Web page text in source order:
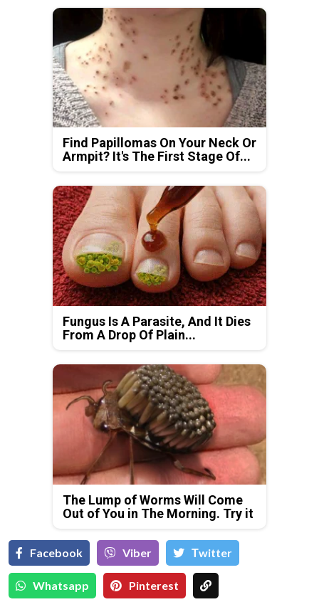
Find Papillomas On Your Neck Or
Armpit? It's The First Stage Of...
Fungus Is A Parasite, And It Dies
From A Drop Of Plain...
The Lump of Worms Will Come
Out of You in The Morning. Try it
Facebook Viber Тwitter
Whatsapp Pinterest